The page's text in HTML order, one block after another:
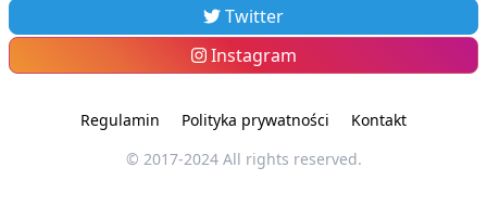
Twitter
Instagram
Regulamin Polityka prywatności
Kontakt
© 2017-2024 All rights reserved.